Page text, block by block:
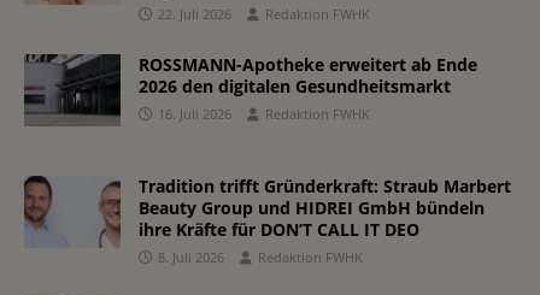
22. Juli 2026 Redaktion FWHK
ROSSMANN-Apotheke erweitert ab Ende
2026 den digitalen Gesundheitsmarkt
16. Juli 2026 Redaktion FWHK
Tradition trifft Gründerkraft: Straub Marbert
Beauty Group und HIDREI GmbH bündeln
ihre Kräfte für DON’T CALL IT DEO
8. Juli 2026 Redaktion FWHK